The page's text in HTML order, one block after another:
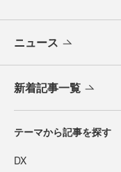
ニュース
新着記事一覧
テーマから記事を探す
DX